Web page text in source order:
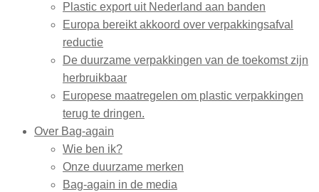
Plastic export uit Nederland aan banden
Europa bereikt akkoord over verpakkingsafval
reductie
De duurzame verpakkingen van de toekomst zijn
herbruikbaar
Europese maatregelen om plastic verpakkingen
terug te dringen.
Over Bag-again
Wie ben ik?
Onze duurzame merken
Bag-again in de media